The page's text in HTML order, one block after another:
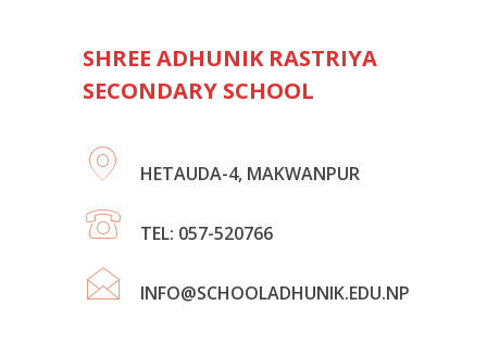
SHREE ADHUNIK RASTRIYA
SECONDARY SCHOOL
HETAUDA-4, MAKWANPUR
TEL: 057-520766
INFO@SCHOOLADHUNIK.EDU.NP